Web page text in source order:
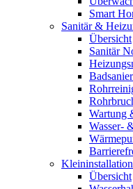
Smart
Sanitär &
Übersicht
Sanitär
Wartung
Wasser-
Übersicht